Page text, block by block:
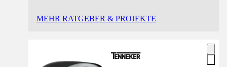
MEHR RATGEBER & PROJEKTE